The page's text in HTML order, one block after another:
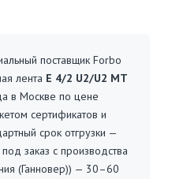
поставщик Forbo
лента E 4/2 U2/U2 MT
в Москве по цене
сертификатов и
срок отгрузки —
заказ с производства
(Ганновер)) — 30–60